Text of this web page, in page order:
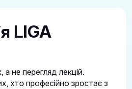
LIGA
а не перегляд лекцій.
хто професійно зростає з